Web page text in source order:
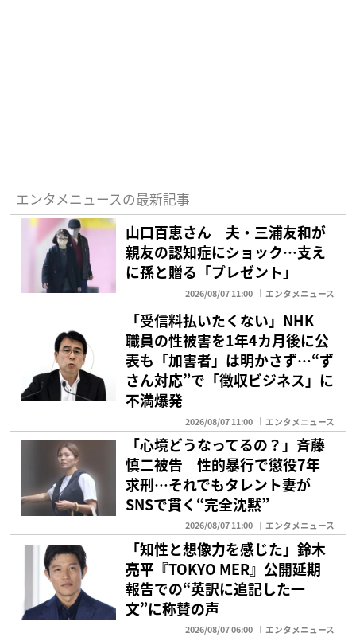
エンタメニュースの最新記事
山口百恵さん 夫・三浦友和が
親友の認知症にショック…支え
に孫と贈る「プレゼント」
2026/08/07 11:00 エンタメニュース
「受信料払いたくない」NHK
職員の性被害を1年4カ月後に公
表も「加害者」は明かさず…“ず
さん対応”で「徴収ビジネス」に
不満爆発
2026/08/07 11:00 エンタメニュース
「心境どうなってるの？」斉藤
慎二被告 性的暴行で懲役7年
求刑…それでもタレント妻が
SNSで貫く“完全沈黙”
2026/08/07 11:00 エンタメニュース
「知性と想像力を感じた」鈴木
亮平『TOKYO MER』公開延期
報告での“英訳に追記した一
文”に称賛の声
2026/08/07 06:00 エンタメニュース